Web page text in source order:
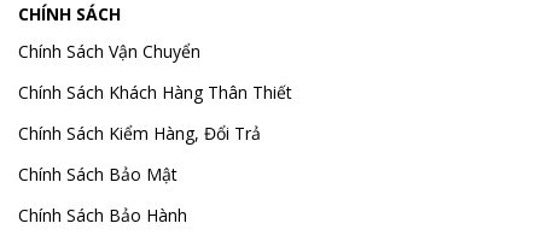
CHÍNH SÁCH
Chính Sách Vận Chuyển
Chính Sách Khách Hàng Thân Thiết
Chính Sách Kiểm Hàng, Đổi Trả
Chính Sách Bảo Mật
Chính Sách Bảo Hành